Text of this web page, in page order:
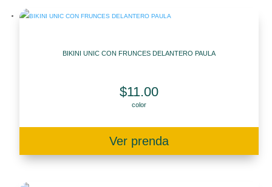
BIKINI UNIC CON FRUNCES DELANTERO PAULA
$11.00
color
Ver prenda